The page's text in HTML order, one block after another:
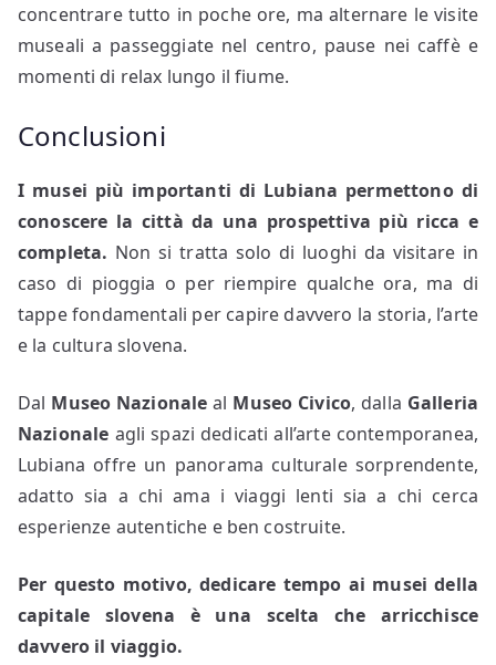
concentrare tutto in poche ore, ma alternare le visite
museali a passeggiate nel centro, pause nei caffè e
momenti di relax lungo il fiume.
Conclusioni
I musei più importanti di Lubiana permettono di
conoscere la città da una prospettiva più ricca e
completa. Non si tratta solo di luoghi da visitare in
caso di pioggia o per riempire qualche ora, ma di
tappe fondamentali per capire davvero la storia, l’arte
e la cultura slovena.
Dal Museo Nazionale al Museo Civico, dalla Galleria
Nazionale agli spazi dedicati all’arte contemporanea,
Lubiana offre un panorama culturale sorprendente,
adatto sia a chi ama i viaggi lenti sia a chi cerca
esperienze autentiche e ben costruite.
Per questo motivo, dedicare tempo ai musei della
capitale slovena è una scelta che arricchisce
davvero il viaggio.